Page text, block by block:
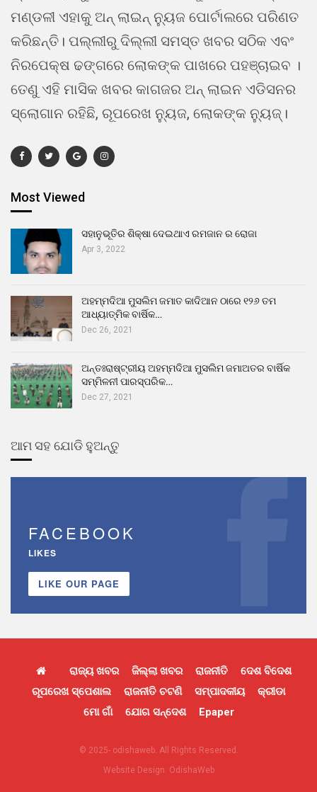
ମଣ୍ଡଳୀ ଏହାକୁ ଅନ୍ ଲାଇନ୍ ନ୍ୟୁଜ ପୋର୍ଟାଲରେ ପରିଣତ
କରିଛନ୍ତି। ପଲ୍ଲୀରୁ ଦିଲ୍ଲୀ ସମସ୍ତ ଖବର ସଠିକ ଏବଂ
ନିରପେକ୍ଷ ଢଙ୍ଗରେ ଲୋକଙ୍କ ପାଖରେ ପହଞ୍ଚାଇବ ।
ତେଣୁ ଏହି ମାସିକ ଖବର କାଗଜର ଅନ୍ ଲାଇନ ଏଡିସନର
ସ୍ଲୋଗାନ ରହିଛି, ରୂପରେଖ ନ୍ୟୁଜ, ଲୋକଙ୍କ ନ୍ୟୁଜ୍।
Most Viewed
ସହାନୁଭୂତିର ଶିକ୍ଷା ଦେଇଥାଏ ରମଜାନ ର ରୋଜା
Apr 3, 2022
ଅହମ୍ମଦିଆ ମୁସଲିମ ଜମାତ କାଦିଆନ ଠାରେ ୧୨୬ ତମ
ଆଧ୍ୟାତ୍ମିକ ବାର୍ଷିକ…
Dec 26, 2021
ଅନ୍ତଃରାଷ୍ଟ୍ରୀୟ ଅହମ୍ମଦିଆ ମୁସଲିମ ଜମାଅତର ବାର୍ଷିକ
ସମ୍ମିଳନୀ ପାରସ୍ପରିକ…
Dec 27, 2021
ଆମ ସହ ଯୋଡି ହୁଅନ୍ତୁ
FACEBOOK
LIKES
LIKE OUR PAGE
ରାଜ୍ୟ ଖବର ଜିଲ୍ଲା ଖବର ରାଜନୀତି
ଦେଶ ବିଦେଶ
ରୂପରେଖ ସ୍ପେଶାଲ
ରାଜନୀତି ଚଟଣି ସମ୍ପାଦକୀୟ
କ୍ରୀଡା
ମୋ ଗାଁ
ଯୋଗ ସନ୍ଦେଶ Epaper
© 2025- odishaweb. All Rights Reserved.
Website Design: OdishaWeb